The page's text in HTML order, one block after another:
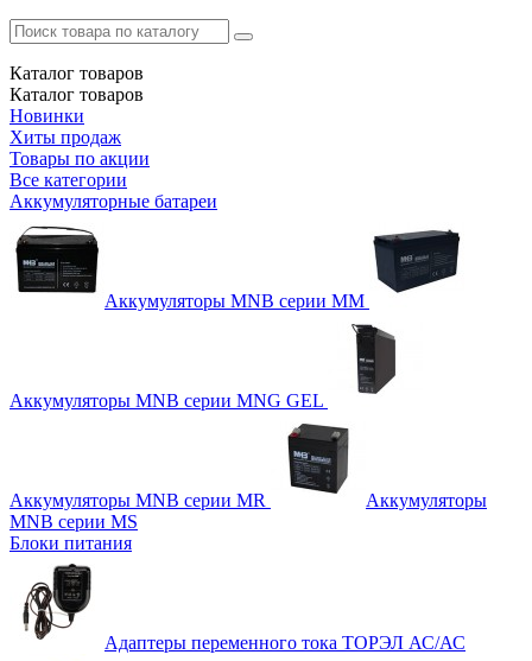
Каталог товаров
Каталог товаров
Новинки
Хиты продаж
Товары по акции
Все категории
Аккумуляторные батареи
Аккумуляторы MNB серии MM
Аккумуляторы MNB серии MNG GEL
Аккумуляторы MNB серии MR
Аккумуляторы
MNB серии MS
Блоки питания
Адаптеры переменного тока ТОРЭЛ АС/АС